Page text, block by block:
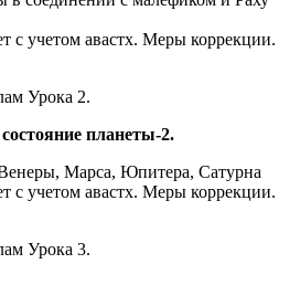
с учетом авастх. Меры коррекции.
Урока 2.
планеты-2.
Марса, Юпитера, Сатурна
с учетом авастх. Меры коррекции.
Урока 3.